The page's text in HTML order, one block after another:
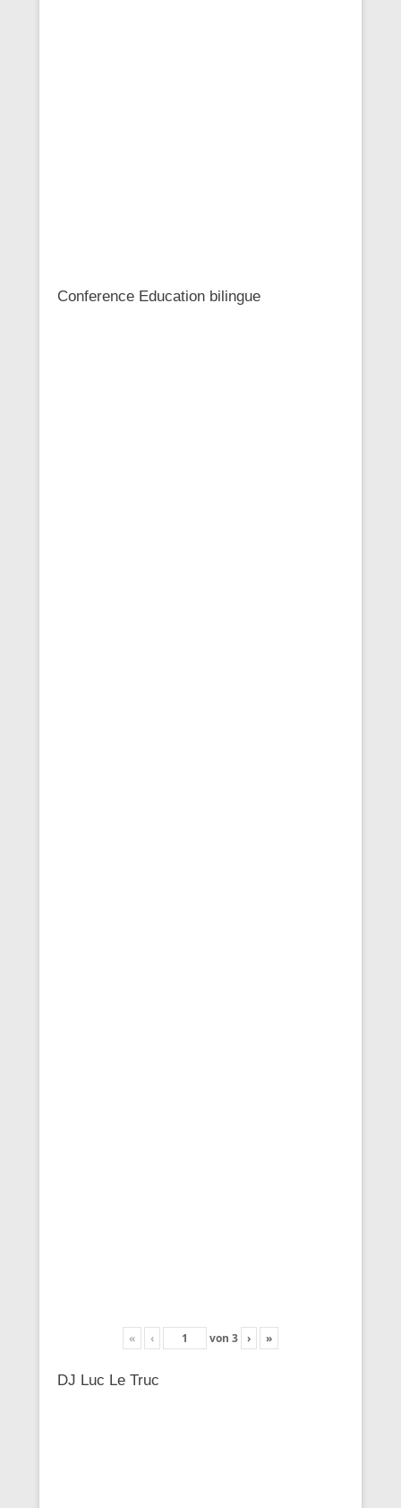
Conference Education bilingue
« ‹ von 3 › »
DJ Luc Le Truc